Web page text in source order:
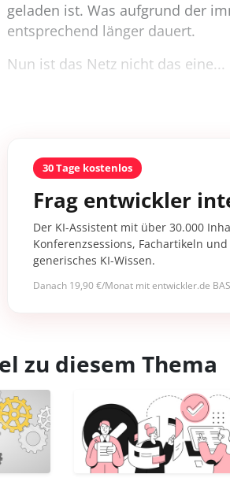
geladen ist. Was aufgrund der
entsprechend länger dauert.
Nun ist das Netz nicht das eine...
30 Tage kostenlos
Frag entwickler
Der KI-Assistent mit über 30.000
Konferenzsessions, Fachartikeln
generisches KI-Wissen.
Danach 19,90 €/Monat mit entwickler.de
zu diesem Thema